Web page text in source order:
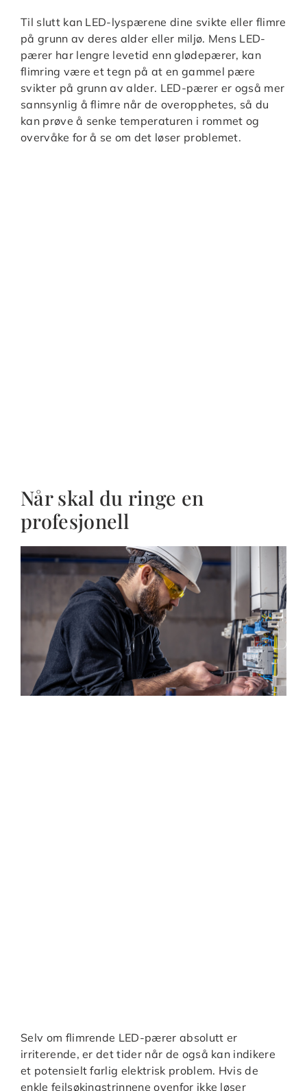
Til slutt kan LED-lyspærene dine svikte eller flimre
på grunn av deres alder eller miljø. Mens LED-
pærer har lengre levetid enn glødepærer, kan
flimring være et tegn på at en gammel pære
svikter på grunn av alder. LED-pærer er også mer
sannsynlig å flimre når de overopphetes, så du
kan prøve å senke temperaturen i rommet og
overvåke for å se om det løser problemet.
Når skal du ringe en
profesjonell
Selv om flimrende LED-pærer absolutt er
irriterende, er det tider når de også kan indikere
et potensielt farlig elektrisk problem. Hvis de
enkle feilsøkingstrinnene ovenfor ikke løser